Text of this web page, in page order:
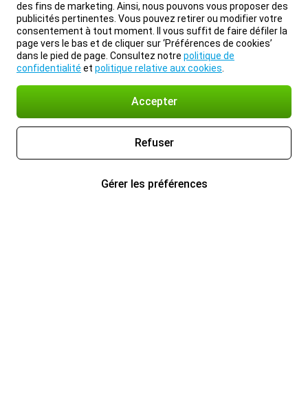
des fins de marketing. Ainsi, nous pouvons vous proposer des
publicités pertinentes. Vous pouvez retirer ou modifier votre
consentement à tout moment. Il vous suffit de faire défiler la
page vers le bas et de cliquer sur ‘Préférences de cookies’
dans le pied de page. Consultez notre politique de
confidentialité et politique relative aux cookies
Accepter
Refuser
Gérer les préférences